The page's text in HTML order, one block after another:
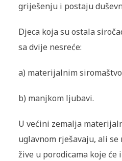
griješenju i postaju
Djeca koja su ostala
sa dvije nesreće:
a) materijalnim
b) manjkom ljubavi.
U većini zemalja
uglavnom rješavaju, ali se
žive u porodicama koje će